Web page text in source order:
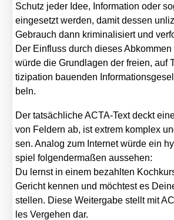
Schutz jeder Idee, Infor­ma­ti­on oder
ein­ge­setzt wer­den, damit des­sen
Gebrauch dann kri­mi­na­li­siert und
Der Ein­fluss durch die­ses
wür­de die Grund­la­gen der frei­en, auf
ti­zi­pa­ti­on bau­en­den
beln.
Der tat­säch­li­che ACTA-Text deckt
von Fel­dern ab, ist extrem kom­plex
sen. Ana­log zum Inter­net wür­de ein
spiel fol­gen­der­ma­ßen aus­se­hen:
Du lernst in einem bezahl­ten
Gericht ken­nen und möch­test es
stel­len. Die­se Wei­ter­ga­be stellt mit
les Ver­ge­hen dar.